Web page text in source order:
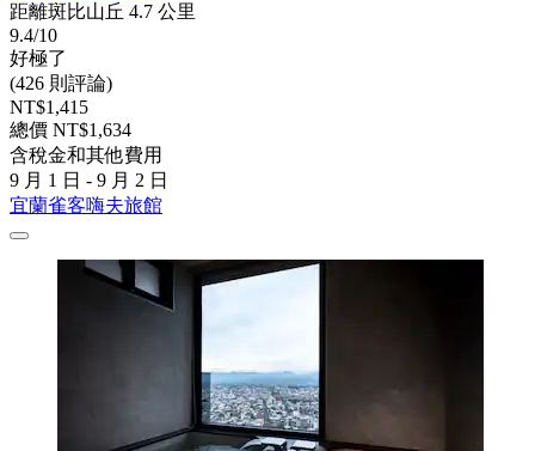
距離斑比山丘 4.7 公里
9.4/10
好極了
(426 則評論)
NT$1,415
總價 NT$1,634
含稅金和其他費用
9 月 1 日 - 9 月 2 日
宜蘭雀客嗨夫旅館